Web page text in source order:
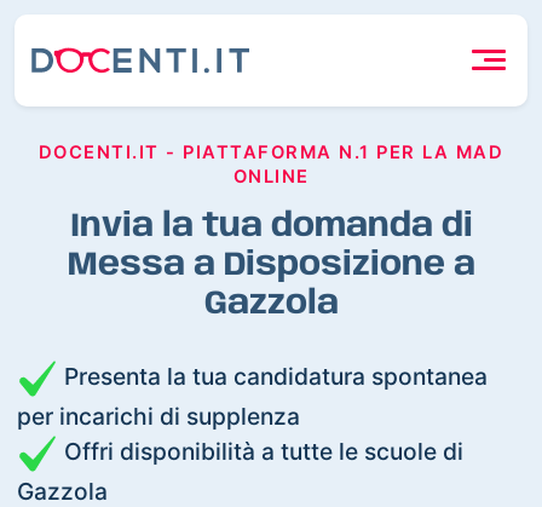
DOCENTI.IT - PIATTAFORMA N.1 PER LA MAD
ONLINE
Invia la tua domanda di
Messa a Disposizione a
Gazzola
Presenta la tua candidatura spontanea
per incarichi di supplenza
Offri disponibilità a tutte le scuole di
Gazzola